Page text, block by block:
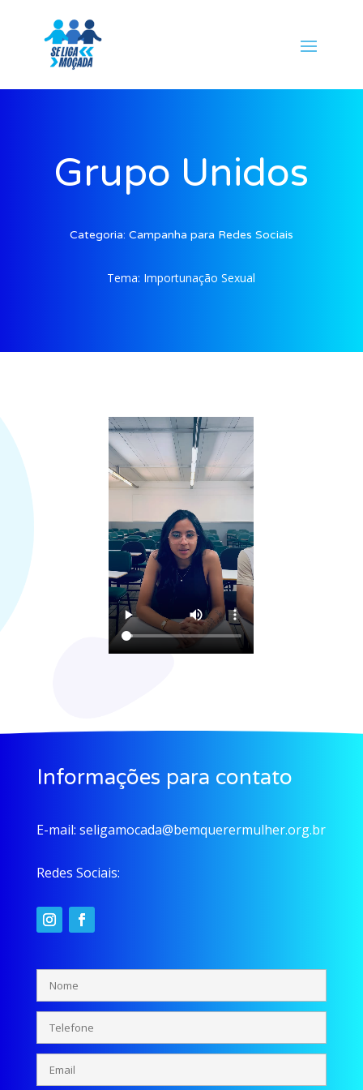
Grupo Unidos
Categoria: Campanha para Redes Sociais
Tema: Importunação Sexual
Informações para contato
E-mail: seligamocada@bemquerermulher.org.br
Redes Sociais: